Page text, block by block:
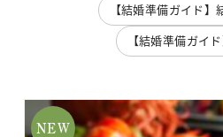
【結婚準備ガイド】
【結婚準備ガイ
NEW